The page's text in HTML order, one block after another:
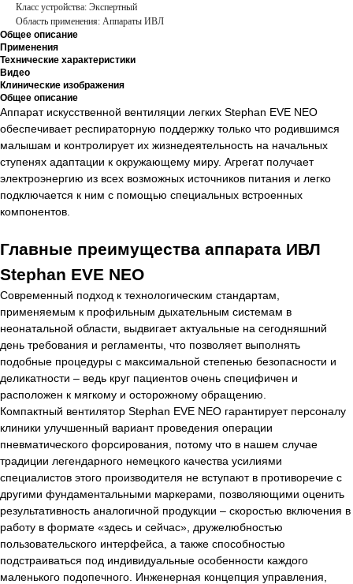
Класс устройства: Экспертный
Область применения: Аппараты ИВЛ
Общее описание
Применения
Технические характеристики
Видео
Клинические изображения
Общее описание
Аппарат искусственной вентиляции легких Stephan EVE NEO
обеспечивает респираторную поддержку только что родившимся
малышам и контролирует их жизнедеятельность на начальных
ступенях адаптации к окружающему миру. Агрегат получает
электроэнергию из всех возможных источников питания и легко
подключается к ним с помощью специальных встроенных
компонентов.
Главные преимущества аппарата ИВЛ
Stephan EVE NEO
Современный подход к технологическим стандартам,
применяемым к профильным дыхательным системам в
неонатальной области, выдвигает актуальные на сегодняшний
день требования и регламенты, что позволяет выполнять
подобные процедуры с максимальной степенью безопасности и
деликатности – ведь круг пациентов очень специфичен и
расположен к мягкому и осторожному обращению.
Компактный вентилятор Stephan EVE NEO гарантирует персоналу
клиники улучшенный вариант проведения операции
пневматического форсирования, потому что в нашем случае
традиции легендарного немецкого качества усилиями
специалистов этого производителя не вступают в противоречие с
другими фундаментальными маркерами, позволяющими оценить
результативность аналогичной продукции – скоростью включения в
работу в формате «здесь и сейчас», дружелюбностью
пользовательского интерфейса, а также способностью
подстраиваться под индивидуальные особенности каждого
маленького подопечного. Инженерная концепция управления,